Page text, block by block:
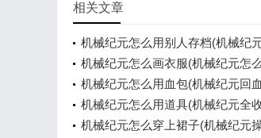
相关文章
机械纪元怎么用别人存档(机械纪
机械纪元怎么画衣服(机械纪元怎
机械纪元怎么用血包(机械纪元回
机械纪元怎么用道具(机械纪元全
机械纪元怎么穿上裙子(机械纪元